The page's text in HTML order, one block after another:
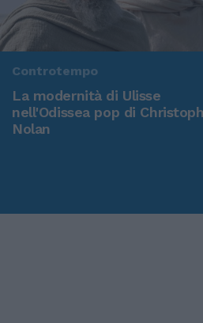
Controtempo
La modernità di Ulisse
nell'Odissea pop di
Nolan